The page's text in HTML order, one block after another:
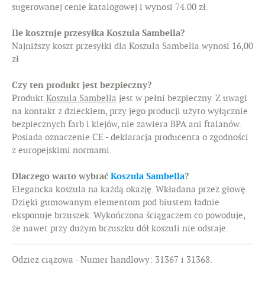
sugerowanej cenie katalogowej i wynosi 74.00 zł.
Ile kosztuje przesyłka Koszula Sambella?
Najniższy koszt przesyłki dla Koszula Sambella wynosi 16,00
zł
Czy ten produkt jest bezpieczny?
Produkt Koszula Sambella jest w pełni bezpieczny. Z uwagi
na kontakt z dzieckiem, przy jego producji użyto wyłącznie
bezpiecznych farb i klejów, nie zawiera BPA ani ftalanów.
Posiada oznaczenie CE - deklaracja producenta o zgodności
z europejskimi normami.
Dlaczego warto wybrać Koszula Sambella?
Elegancka koszula na każdą okazję. Wkładana przez głowę.
Dzięki gumowanym elementom pod biustem ładnie
eksponuje brzuszek. Wykończona ściągaczem co powoduje,
że nawet przy dużym brzuszku dół koszuli nie odstaje.
Odzież ciążowa - Numer handlowy: 31367 i 31368.